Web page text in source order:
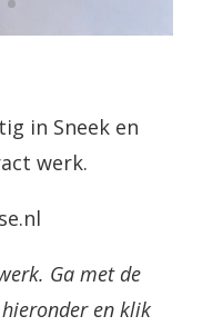
in Sneek en
werk.
Ga met de
en klik